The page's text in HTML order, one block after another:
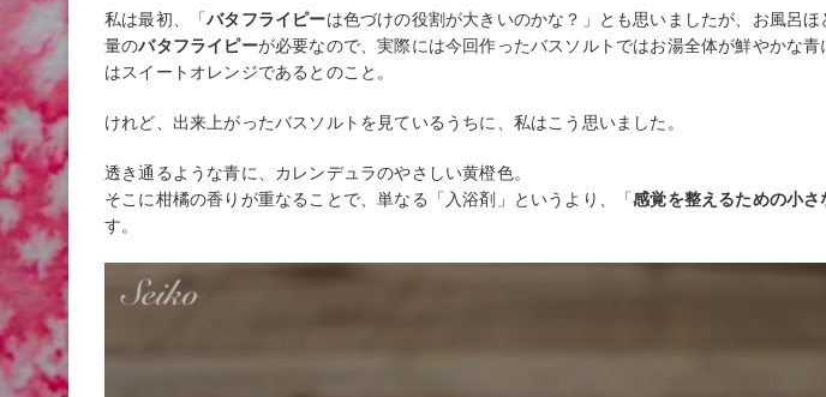
私は最初、「バタフライピーは色づけの役割が大きいのかな？」とも思いましたが、お風呂
量のバタフライピーが必要なので、実際には今回作ったバスソルトではお湯全体が鮮やかな
はスイートオレンジであるとのこと。
けれど、出来上がったバスソルトを見ているうちに、私はこう思いました。
透き通るような青に、カレンデュラのやさしい黄橙色。
そこに柑橘の香りが重なることで、単なる「入浴剤」というより、「感覚を整えるための小さ
す。